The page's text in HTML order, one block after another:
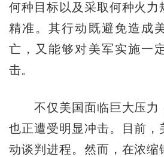
何种目标以及采取何种火力
精准。其行动既避免造成
亡，又能够对美军实施一
击。
不仅美国面临巨大压力
也正遭受明显冲击。目前，
动谈判进程。然而，在浓缩